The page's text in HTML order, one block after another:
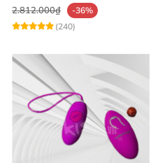
2.812.000₫
-36%
(240)